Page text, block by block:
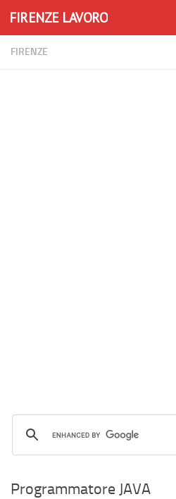
Skip to content
FIRENZE LAVORO
FIRENZE
Programmatore JAVA